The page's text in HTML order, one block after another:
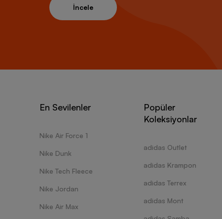
İncele
En Sevilenler
Nike Air Force 1
Nike Dunk
Nike Tech Fleece
Nike Jordan
Nike Air Max
Popüler
Koleksiyonlar
adidas Outlet
adidas Krampon
adidas Terrex
adidas Mont